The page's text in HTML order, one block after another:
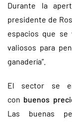
Durante la
presidente de
espacios que se
valiosos para
ganadería”.
El sector se
con buenos
Las buenas